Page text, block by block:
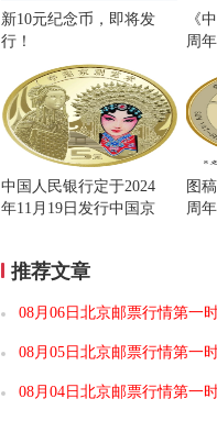
新10元纪念币，即将发
行！
《
周
中国人民银行定于2024
年11月19日发行中国京
图
周
推荐文章
08月06日北京邮票行情第一
08月05日北京邮票行情第一
08月04日北京邮票行情第一